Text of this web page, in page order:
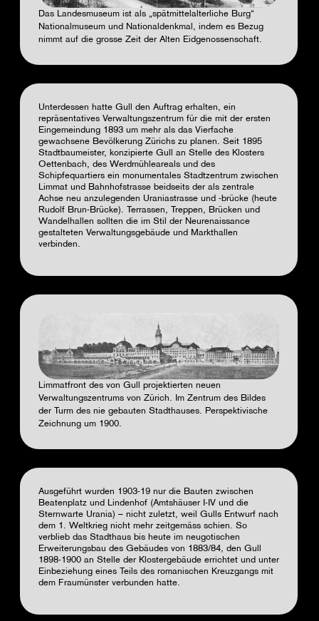
Das Landesmuseum ist als „spätmittelalterliche Burg“
Nationalmuseum und Nationaldenkmal, indem es Bezug
nimmt auf die grosse Zeit der Alten Eidgenossenschaft.
Unterdessen hatte Gull den Auftrag erhalten, ein
repräsentatives Verwaltungszentrum für die mit der ersten
Eingemeindung 1893 um mehr als das Vierfache
gewachsene Bevölkerung Zürichs zu planen. Seit 1895
Stadtbaumeister, konzipierte Gull an Stelle des Klosters
Oettenbach, des Werdmühleareals und des
Schipfequartiers ein monumentales Stadtzentrum zwischen
Limmat und Bahnhofstrasse beidseits der als zentrale
Achse neu anzulegenden Uraniastrasse und -brücke (heute
Rudolf Brun-Brücke). Terrassen, Treppen, Brücken und
Wandelhallen sollten die im Stil der Neurenaissance
gestalteten Verwaltungsgebäude und Markthallen
verbinden.
Limmatfront des von Gull projektierten neuen
Verwaltungszentrums von Zürich. Im Zentrum des Bildes
der Turm des nie gebauten Stadthauses. Perspektivische
Zeichnung um 1900.
Ausgeführt wurden 1903-19 nur die Bauten zwischen
Beatenplatz und Lindenhof (Amtshäuser I-IV und die
Sternwarte Urania) – nicht zuletzt, weil Gulls Entwurf nach
dem 1. Weltkrieg nicht mehr zeitgemäss schien. So
verblieb das Stadthaus bis heute im neugotischen
Erweiterungsbau des Gebäudes von 1883/84, den Gull
1898-1900 an Stelle der Klostergebäude errichtet und unter
Einbeziehung eines Teils des romanischen Kreuzgangs mit
dem Fraumünster verbunden hatte.